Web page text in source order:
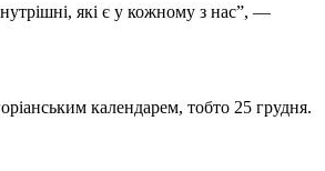
які є у кожному з нас”, —
календарем, тобто 25 грудня.